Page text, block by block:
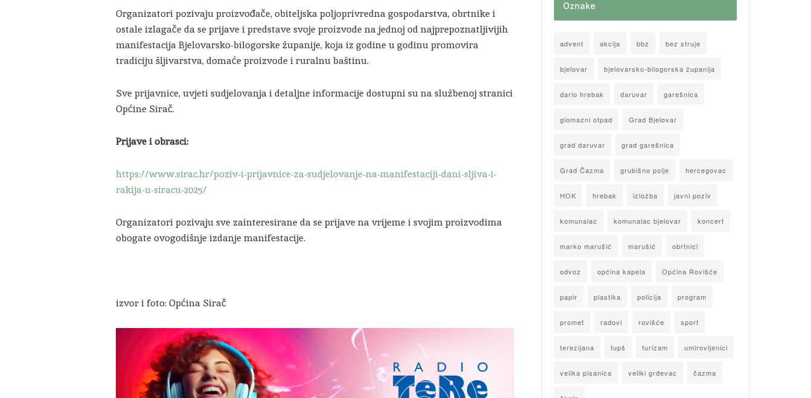
Organizatori pozivaju proizvođače, obiteljska poljoprivredna gospodarstva, obrtnike i
ostale izlagače da se prijave i predstave svoje proizvode na jednoj od najprepoznatljivijih
manifestacija Bjelovarsko-bilogorske županije, koja iz godine u godinu promovira
tradiciju šljivarstva, domaće proizvode i ruralnu baštinu.
Sve prijavnice, uvjeti sudjelovanja i detaljne informacije dostupni su na službenoj stranici
Općine Sirač.
Prijave i obrasci:
https://www.sirac.hr/poziv-i-prijavnice-za-sudjelovanje-na-manifestaciji-dani-sljiva-i-
rakija-u-siracu-2025/
Organizatori pozivaju sve zainteresirane da se prijave na vrijeme i svojim proizvodima
obogate ovogodišnje izdanje manifestacije.
izvor i foto: Općina Sirač
Oznake
advent akcija bbz bez struje
bjelovar bjelovarsko-bilogorska županija
dario hrebak daruvar garešnica
glomazni otpad Grad Bjelovar
grad daruvar grad garešnica
Grad Čazma grubišno polje hercegovac
HOK hrebak izložba javni poziv
komunalac komunalac bjelovar koncert
marko marušić marušić obrtnici
odvoz općina kapela Općina Rovišće
papir plastika policija program
promet radovi rovišće sport
terezijana tupš turizam umirovljenici
velika pisanica veliki grđevac čazma